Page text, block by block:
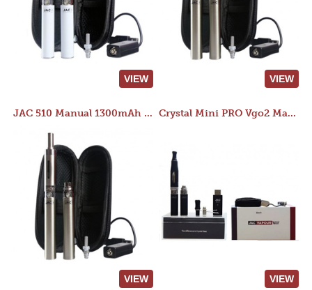
VIEW VIEW
JAC 510 Manual 1300mAh Starter Kit
VIEW
Crystal Mini PRO Vgo2 Manual 400mAh Kit
VIEW